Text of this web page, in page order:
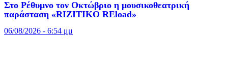
Στο Ρέθυμνο τον Οκτώβριο η μουσικοθεατρική
παράσταση «RIZITIKO REload»
06/08/2026 - 6:54 μμ